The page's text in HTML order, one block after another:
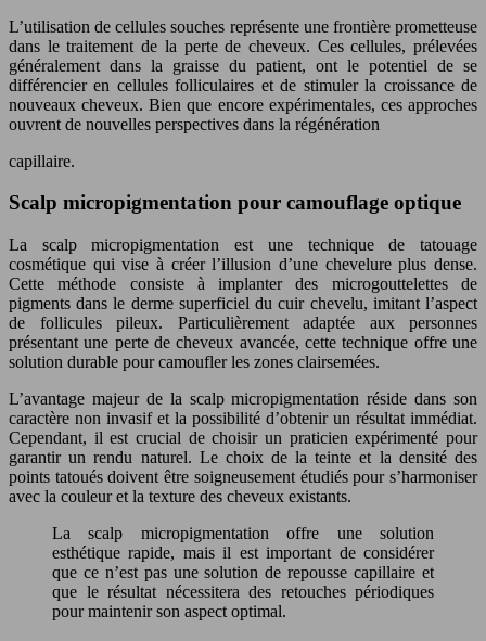
L’utilisation de cellules souches représente une frontière prometteuse
dans le traitement de la perte de cheveux. Ces cellules, prélevées
généralement dans la graisse du patient, ont le potentiel de se
différencier en cellules folliculaires et de stimuler la croissance de
nouveaux cheveux. Bien que encore expérimentales, ces approches
ouvrent de nouvelles perspectives dans la régénération
capillaire.
Scalp micropigmentation pour camouflage optique
La scalp micropigmentation est une technique de tatouage
cosmétique qui vise à créer l’illusion d’une chevelure plus dense.
Cette méthode consiste à implanter des microgouttelettes de
pigments dans le derme superficiel du cuir chevelu, imitant l’aspect
de follicules pileux. Particulièrement adaptée aux personnes
présentant une perte de cheveux avancée, cette technique offre une
solution durable pour camoufler les zones clairsemées.
L’avantage majeur de la scalp micropigmentation réside dans son
caractère non invasif et la possibilité d’obtenir un résultat immédiat.
Cependant, il est crucial de choisir un praticien expérimenté pour
garantir un rendu naturel. Le choix de la teinte et la densité des
points tatoués doivent être soigneusement étudiés pour s’harmoniser
avec la couleur et la texture des cheveux existants.
La scalp micropigmentation offre une solution
esthétique rapide, mais il est important de considérer
que ce n’est pas une solution de repousse capillaire et
que le résultat nécessitera des retouches périodiques
pour maintenir son aspect optimal.